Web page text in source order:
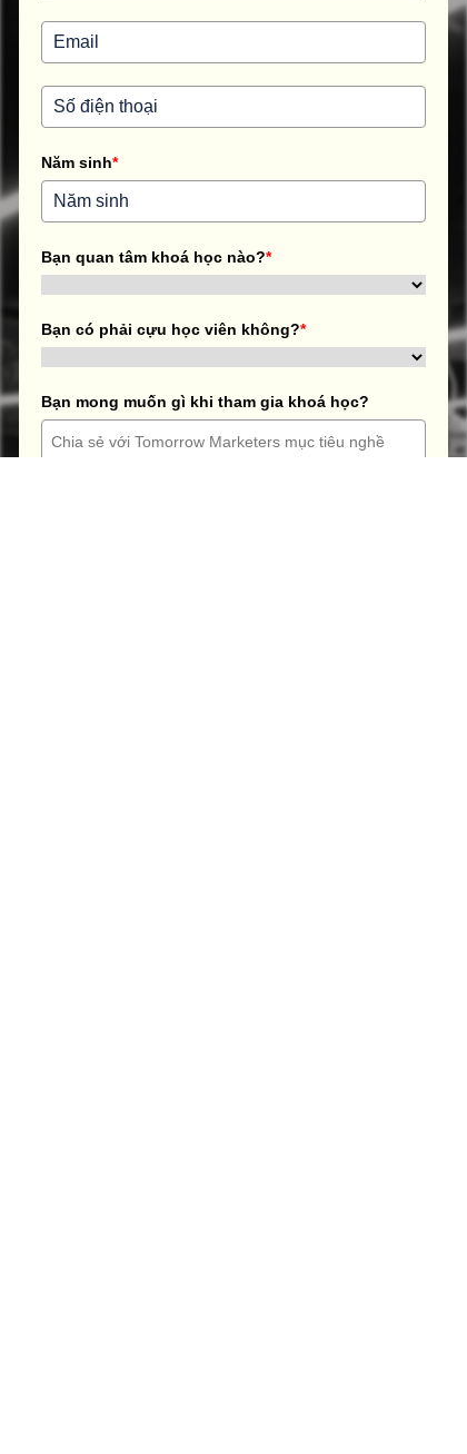
Năm sinh*
Bạn quan tâm khoá học nào?*
Bạn có phải cựu học viên không?*
Bạn mong muốn gì khi tham gia khoá học?